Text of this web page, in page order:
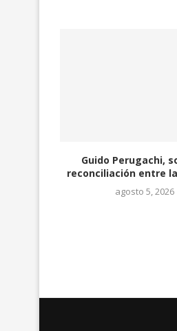
Guido Perugachi,
reconciliación entre
agosto 5, 2026